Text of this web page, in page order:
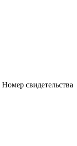
Номер свидетельства